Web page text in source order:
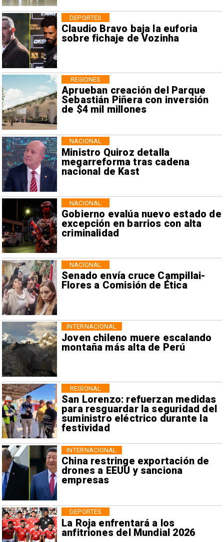
Claudio Bravo baja la euforia
sobre fichaje de Vozinha
DEPORTES
Aprueban creación del Parque
Sebastián Piñera con inversión
de $4 mil millones
REGIONES
Ministro Quiroz detalla
megarreforma tras cadena
nacional de Kast
NACIONAL
Gobierno evalúa nuevo estado de
excepción en barrios con alta
criminalidad
NACIONAL
Senado envía cruce Campillai-
Flores a Comisión de Ética
NACIONAL
Joven chileno muere escalando
montaña más alta de Perú
INTERNACIONAL
San Lorenzo: refuerzan medidas
para resguardar la seguridad del
suministro eléctrico durante la
festividad
REGIONAL
China restringe exportación de
drones a EEUU y sanciona
empresas
INTERNACIONAL
La Roja enfrentará a los
anfitriones del Mundial 2026
DEPORTES